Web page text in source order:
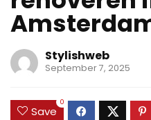
Stylishweb
September 7, 2025
Save
0